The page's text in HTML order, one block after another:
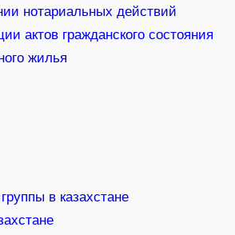
нотариальных действий
актов гражданского состояния
жилья
в казахстане